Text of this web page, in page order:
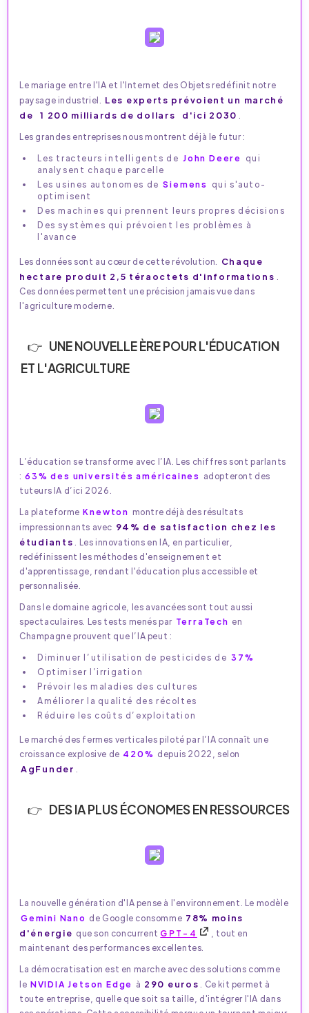
Le mariage entre l'IA et l'Internet des Objets redéfinit notre
paysage industriel.
Les experts prévoient un marché
de
1 200 milliards de dollars d'ici 2030
Les grandes entreprises nous montrent déjà le futur :
Les tracteurs intelligents de John Deere qui
analysent chaque parcelle
Les usines autonomes de Siemens
qui s'auto-
optimisent
Des machines qui prennent leurs propres décisions
Des systèmes qui prévoient les problèmes à
l'avance
Les données sont au cœur de cette révolution.
Chaque
hectare produit 2,5 téraoctets d'informations
Ces données permettent une précision jamais vue dans
l'agriculture moderne.
UNE NOUVELLE ÈRE POUR L'ÉDUCATION
ET L'AGRICULTURE
L’éducation se transforme avec l’IA. Les chiffres sont parlants
: 63% des universités américaines adopteront des
tuteurs IA d’ici 2026.
La plateforme Knewton montre déjà des résultats
impressionnants avec 94% de satisfaction chez les
étudiants
. Les innovations en IA, en particulier,
redéfinissent les méthodes d'enseignement et
d'apprentissage, rendant l'éducation plus accessible et
personnalisée.
Dans le domaine agricole, les avancées sont tout aussi
spectaculaires. Les tests menés par TerraTech en
Champagne prouvent que l’IA peut :
Diminuer l’utilisation de pesticides de 37%
Optimiser l’irrigation
Prévoir les maladies des cultures
Améliorer la qualité des récoltes
Réduire les coûts d’exploitation
Le marché des fermes verticales piloté par l’IA connaît une
croissance explosive de 420% depuis 2022, selon
AgFunder
DES IA PLUS ÉCONOMES EN RESSOURCES
La nouvelle génération d'IA pense à l'environnement. Le modèle
Gemini Nano de Google consomme 78% moins
d'énergie que son concurrent GPT-4
, tout en
maintenant des performances excellentes.
La démocratisation est en marche avec des solutions comme
le NVIDIA Jetson Edge à 290 euros
. Ce kit permet à
toute entreprise, quelle que soit sa taille, d'intégrer l'IA dans